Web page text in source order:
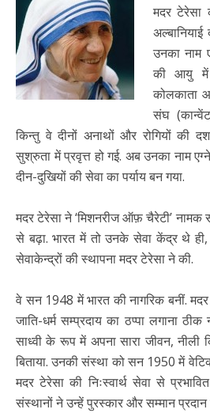
मदर टेरेसा
उनका नाम
की आयु में
कोलकाता
संघ
किन्तु वे दीनों अनाथों और रोगियों की
सुश्रुता में प्रवृत्त हो गई. अब उनका नाम
दीन-दुखियों की सेवा का पर्याय बन गया.
मदर टेरेसा ने ‘मिशनरीज ऑफ़ चैरेटी’ नामक
से बढ़ा. भारत में तो उनके सेवा केंद्र थे
सेवाकेन्द्रों की स्थापना मदर टेरेसा ने की.
वे सन 1948 में भारत की नागरिक बनीं.
जाति-धर्म सम्प्रदाय का ठप्पा लगाना
साध्वी के रूप में अपना सारा जीवन, नीली
बिताया. उनकी संस्था को सन 1950 में
मदर टेरेसा की निःस्वार्थ सेवा से
संस्थानों ने उन्हें पुरस्कार और सम्मान प्रदान